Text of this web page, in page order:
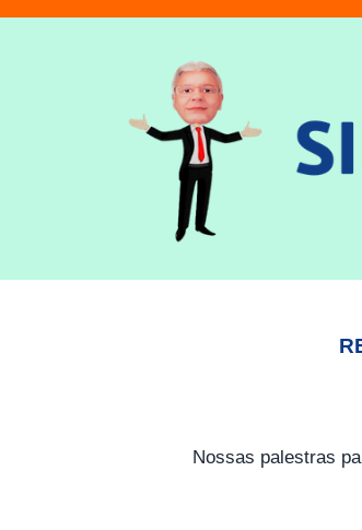
Nossas palestras